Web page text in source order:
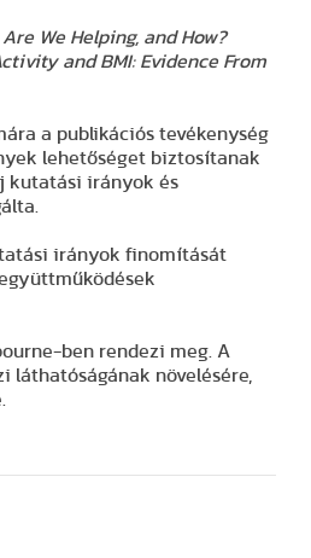
We Helping, and How?
and BMI: Evidence From
a publikációs tevékenység
lehetőséget biztosítanak
kutatási irányok és
irányok finomítását
ben rendezi meg. A
növelésére,